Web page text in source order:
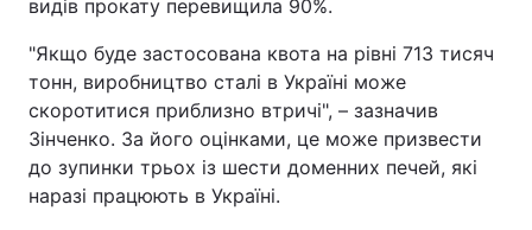
видів прокату перевищила 90%.
"Якщо буде застосована квота на рівні 713 тисяч
тонн, виробництво сталі в Україні може
скоротитися приблизно втричі", – зазначив
Зінченко. За його оцінками, це може призвести
до зупинки трьох із шести доменних печей, які
наразі працюють в Україні.